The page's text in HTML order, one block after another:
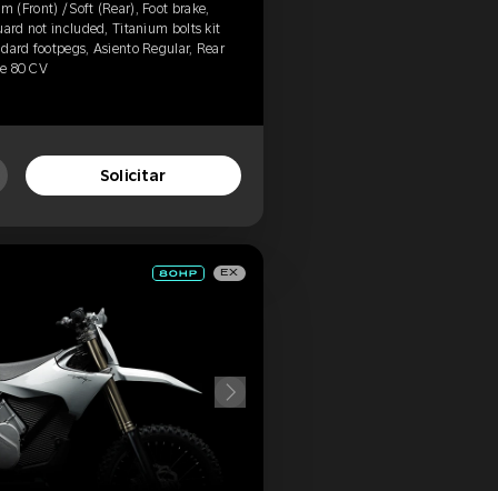
(Front) / Soft (Rear), Foot brake,
not included, Titanium bolts kit
footpegs, Asiento Regular, Rear
80 CV
Solicitar
EX